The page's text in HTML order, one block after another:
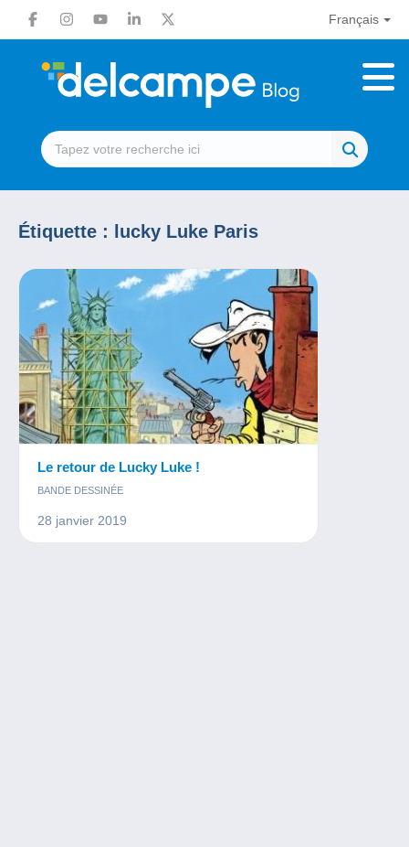
Français
Étiquette : lucky Luke Paris
Le retour de Lucky Luke !
BANDE DESSINÉE
28 janvier 2019